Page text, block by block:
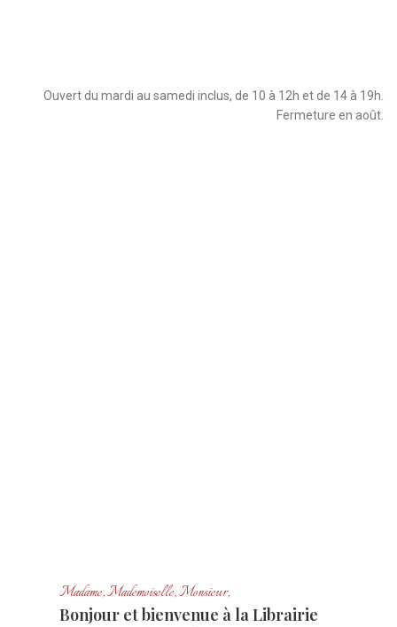
Ouvert du mardi au samedi inclus, de 10 à 12h et de 14 à 19h.
Fermeture en août.
Madame, Mademoiselle, Monsieur,
Bonjour et bienvenue à la Librairie